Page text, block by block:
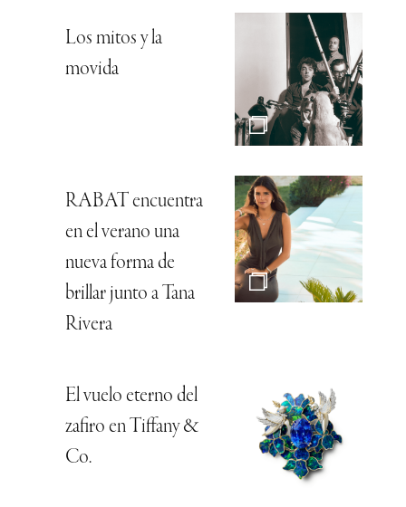
Los mitos y la
movida
RABAT encuentra
en el verano una
nueva forma de
brillar junto a Tana
Rivera
El vuelo eterno del
zafiro en Tiffany &
Co.